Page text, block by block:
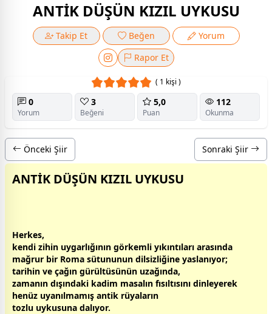
ANTİK DÜŞÜN KIZIL UYKUSU
Takip Et Beğen
Yorum
Rapor Et
( 1 kişi )
0
Yorum
3
Beğeni
5,0
Puan
112
Okunma
Önceki Şiir Sonraki Şiir
ANTİK DÜŞÜN KIZIL UYKUSU
Herkes,
kendi zihin uygarlığının görkemli yıkıntıları arasında
mağrur bir Roma sütununun dilsizliğine yaslanıyor;
tarihin ve çağın gürültüsünün uzağında,
zamanın dışındaki kadim masalın fısıltısını dinleyerek
henüz uyanılmamış antik rüyaların
tozlu uykusuna dalıyor.